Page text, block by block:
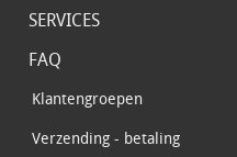
SERVICES
FAQ
Klantengroepen
Verzending - betaling